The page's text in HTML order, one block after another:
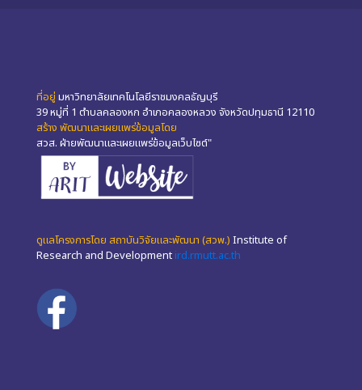
ที่อยู่ มหาวิทยาลัยเทคโนโลยีราชมงคลธัญบุรี
39 หมู่ที่ 1 ตำบลคลองหก อำเภอคลองหลวง จังหวัดปทุมธานี 12110
สร้าง พัฒนาและเผยแพร่ข้อมูลโดย
สวส. ฝ่ายพัฒนาและเผยแพร่ข้อมูลเว็บไซต์"
ดูแลโครงการโดย สถาบันวิจัยและพัฒนา (สวพ.) Institute of
Research and Development ird.rmutt.ac.th